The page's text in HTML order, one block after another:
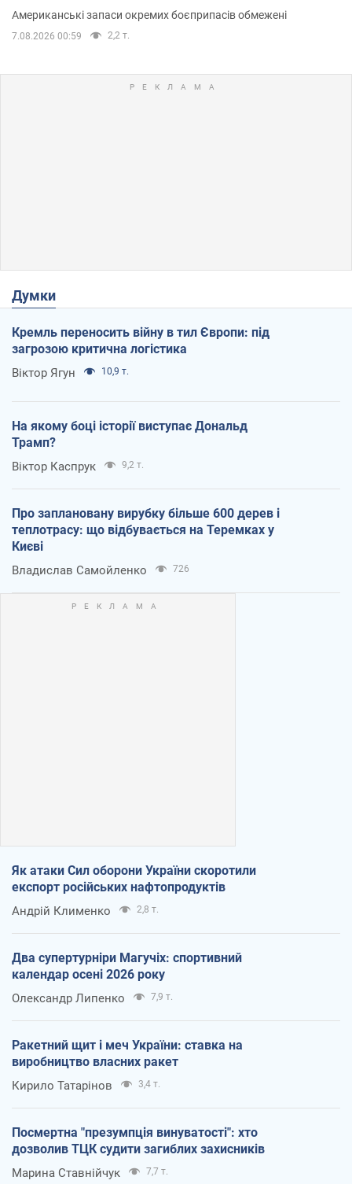
Американські запаси окремих боєприпасів обмежені
7.08.2026 00:59 2,2 т.
Думки
Кремль переносить війну в тил Європи: під
загрозою критична логістика
Віктор Ягун 10,9 т.
На якому боці історії виступає Дональд
Трамп?
Віктор Каспрук 9,2 т.
Про заплановану вирубку більше 600 дерев і
теплотрасу: що відбувається на Теремках у
Києві
Владислав Самойленко 726
Як атаки Сил оборони України скоротили
експорт російських нафтопродуктів
Андрій Клименко 2,8 т.
Два супертурніри Магучіх: спортивний
календар осені 2026 року
Олександр Липенко 7,9 т.
Ракетний щит і меч України: ставка на
виробництво власних ракет
Кирило Татарінов 3,4 т.
Посмертна "презумпція винуватості": хто
дозволив ТЦК судити загиблих захисників
Марина Ставнійчук 7,7 т.